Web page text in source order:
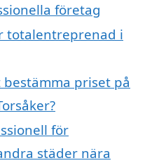
företag
totalentreprenad i
priset på
för
städer nära